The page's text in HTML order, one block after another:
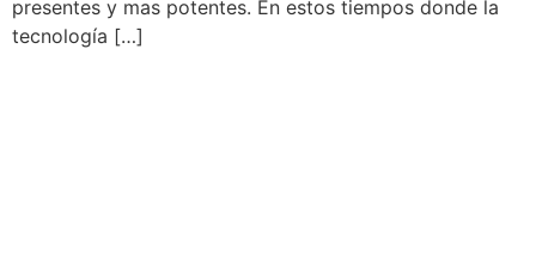
presentes y mas potentes. En estos tiempos donde la
tecnología […]